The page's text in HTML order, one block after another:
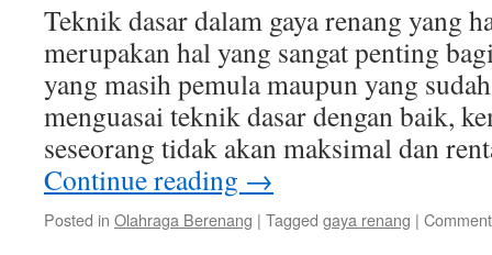
Teknik dasar dalam gaya renang yang
merupakan hal yang sangat penting
yang masih pemula maupun yang
menguasai teknik dasar dengan baik,
seseorang tidak akan maksimal dan
Continue reading →
Posted in Olahraga Berenang | Tagged gaya renang |